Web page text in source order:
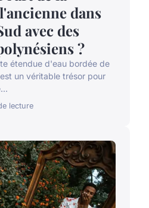
dans
avec des
?
étendue d'eau bordée de
un véritable trésor pour
lecture